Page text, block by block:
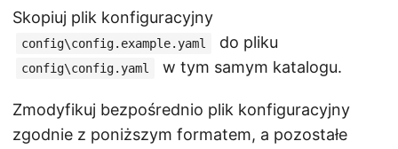
Skopiuj plik konfiguracyjny
config\config.example.yaml do pliku
config\config.yaml w tym samym katalogu.
Zmodyfikuj bezpośrednio plik konfiguracyjny
zgodnie z poniższym formatem, a pozostałe